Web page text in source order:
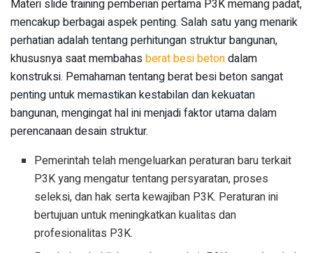
Materi slide training pemberian pertama P3K memang padat,
mencakup berbagai aspek penting. Salah satu yang menarik
perhatian adalah tentang perhitungan struktur bangunan,
khususnya saat membahasberat besi betondalam
konstruksi. Pemahaman tentang berat besi beton sangat
penting untuk memastikan kestabilan dan kekuatan
bangunan, mengingat hal ini menjadi faktor utama dalam
perencanaan desain struktur.
Pemerintah telah mengeluarkan peraturan baru terkait
P3K yang mengatur tentang persyaratan, proses
seleksi, dan hak serta kewajiban P3K. Peraturan ini
bertujuan untuk meningkatkan kualitas dan
profesionalitas P3K.